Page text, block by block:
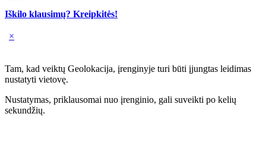
Iškilo klausimų? Kreipkitės!
×
Tam, kad veiktų Geolokacija, įrenginyje turi būti įjungtas leidimas
nustatyti vietovę.
Nustatymas, priklausomai nuo įrenginio, gali suveikti po kelių
sekundžių.